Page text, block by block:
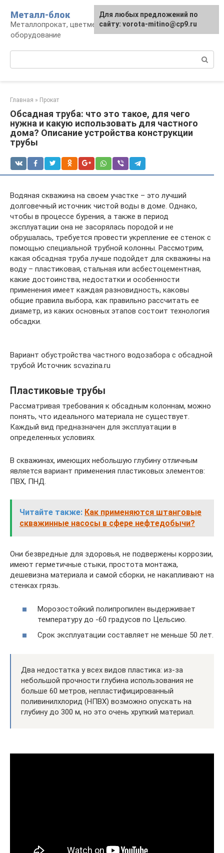
контенту
Металл-блок
Металлопрокат, цветмет, обработка и
оборудование
Главная » Прокат
Обсадная труба: что это такое, для чего
нужна и какую использовать для частного
дома? Описание устройства конструкции
трубы
Водяная скважина на своем участке – это лучший
долговечный источник чистой воды в доме. Однако,
чтобы в процессе бурения, а также в период
эксплуатации она не засорялась породой и не
обрушалась, требуется провести укрепление ее стенок с
помощью специальной трубной колонны. Рассмотрим,
какая обсадная труба лучше подойдет для скважины на
воду – пластиковая, стальная или асбестоцементная,
какие достоинства, недостатки и особенности
применения имеет каждая разновидность, каковы
общие правила выбора, как правильно рассчитать ее
диаметр, из каких основных этапов состоит технология
обсадки.
Вариант обустройства частного водозабора с обсадной
трубой Источник scvazina.ru
Пластиковые трубы
Рассматривая требования к обсадным колоннам, можно
понять, что идеального материала не существует.
Каждый вид предназначен для эксплуатации в
определенных условиях.
В скважинах, имеющих небольшую глубину отличным
является вариант применения пластиковых элементов:
ПВХ, ПНД.
Читайте также: Как применяются штанговые
скважинные насосы в сфере нефтедобычи?
Они безвредные для здоровья, не подвержены коррозии,
имеют герметичные стыки, простота монтажа,
дешевизна материала и самой сборки, не накапливают на
стенках грязь.
Морозостойкий полипропилен выдерживает
температуру до -60 градусов по Цельсию.
Срок эксплуатации составляет не меньше 50 лет.
Два недостатка у всех видов пластика: из-за
небольшой прочности глубина использования не
больше 60 метров, непластифицированный
поливинилхлорид (НПВХ) возможно опускать на
глубину до 300 м, но это очень хрупкий материал.
Для любых предложений по
сайту: vorota-mitino@cp9.ru